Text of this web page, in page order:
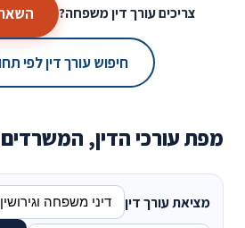
צריכים עורך דין משפחה?
חיפוש עורך דין לפי
מפת עורכי הדין,
מציאת עורך דין